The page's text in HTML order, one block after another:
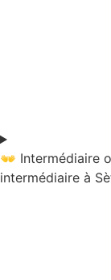
👐 Intermédiaire
intermédiaire à